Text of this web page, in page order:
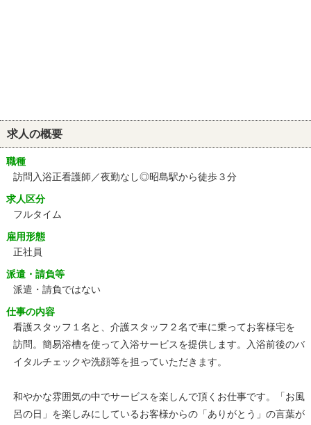
求人の概要
職種
訪問入浴正看護師／夜勤なし◎昭島駅から徒歩３分
求人区分
フルタイム
雇用形態
正社員
派遣・請負等
派遣・請負ではない
仕事の内容
看護スタッフ１名と、介護スタッフ２名で車に乗ってお客様宅を
訪問。簡易浴槽を使って入浴サービスを提供します。入浴前後のバ
イタルチェックや洗顔等を担っていただきます。
和やかな雰囲気の中でサービスを楽しんで頂くお仕事です。「お風
呂の日」を楽しみにしているお客様からの「ありがとう」の言葉が